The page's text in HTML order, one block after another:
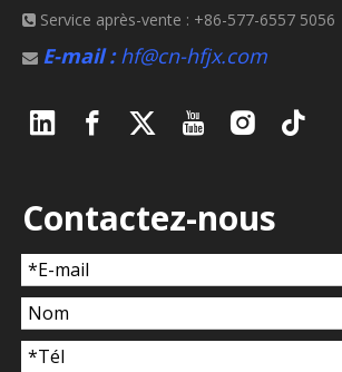
 Service après-vente : +86-577-6557 5056
 E-mail : hf@cn-hfjx.com
Contactez-nous